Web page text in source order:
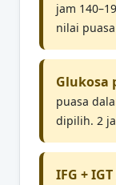
jam
nilai
Glukosa
puasa
dipilih. 2
IFG +